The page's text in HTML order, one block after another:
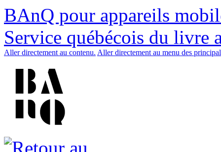
BAnQ pour appareils
Service québécois du livre
Aller directement au contenu. Aller directement au menu des